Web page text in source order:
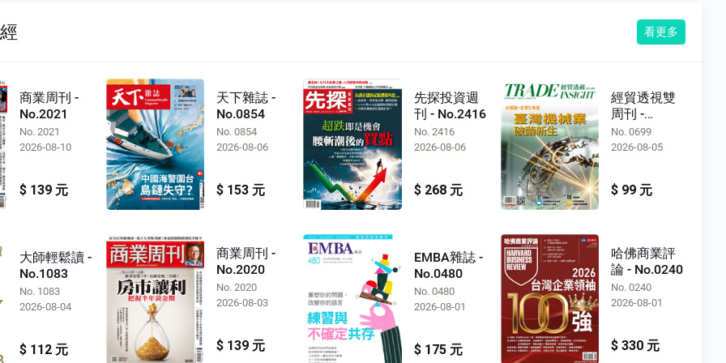
看更多
商業周刊 -
No.2021
No. 2021
2026-08-10
$ 139 元
天下雜誌 -
No.0854
No. 0854
2026-08-06
$ 153 元
先探投資週
刊 - No.2416
No. 2416
2026-08-06
$ 268 元
經貿透視雙
周刊 -
No.0699
No. 0699
2026-08-05
$ 99 元
大師輕鬆讀 -
No.1083
No. 1083
2026-08-04
$ 112 元
商業周刊 -
No.2020
No. 2020
2026-08-03
$ 139 元
EMBA雜誌 -
No.0480
No. 0480
2026-08-01
$ 175 元
哈佛商業評
論 - No.0240
No. 0240
2026-08-01
$ 330 元